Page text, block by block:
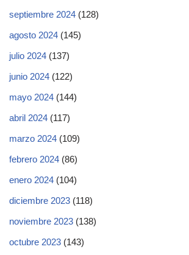
septiembre 2024 (128)
agosto 2024 (145)
julio 2024 (137)
junio 2024 (122)
mayo 2024 (144)
abril 2024 (117)
marzo 2024 (109)
febrero 2024 (86)
enero 2024 (104)
diciembre 2023 (118)
noviembre 2023 (138)
octubre 2023 (143)